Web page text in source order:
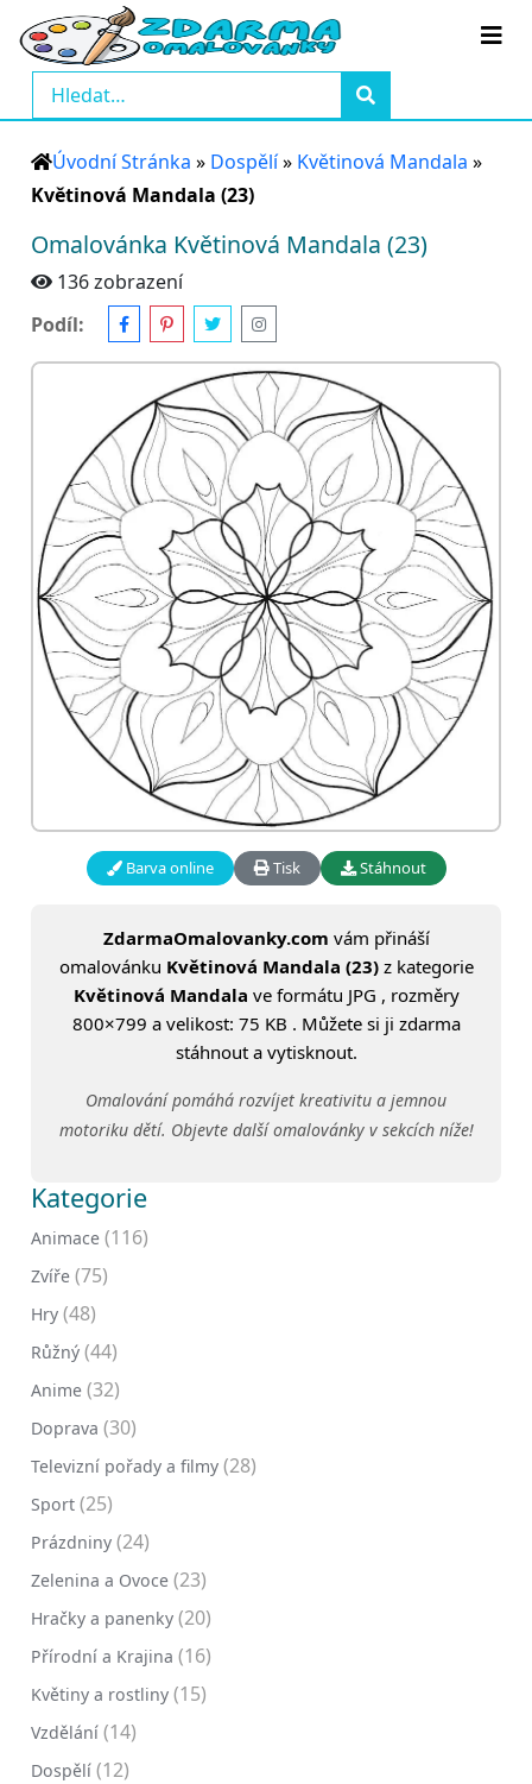
Úvodní Stránka » Dospělí» Květinová Mandala »
Květinová Mandala (23)
Omalovánka Květinová Mandala (23)
136 zobrazení
Podíl:
Barva online Tisk Stáhnout
ZdarmaOmalovanky.com vám přináší
omalovánku Květinová Mandala (23)z kategorie
Květinová Mandala ve formátu JPG , rozměry
800×799 a velikost: 75 KB . Můžete si ji zdarma
stáhnout a vytisknout.
Omalování pomáhá rozvíjet kreativitu a jemnou
motoriku dětí. Objevte další omalovánky v sekcích níže!
Kategorie
Animace (116)
Zvíře (75)
Hry (48)
Růžný (44)
Anime (32)
Doprava (30)
Televizní pořady a filmy (28)
Sport (25)
Prázdniny (24)
Zelenina a Ovoce (23)
Hračky a panenky (20)
Přírodní a Krajina (16)
Květiny a rostliny (15)
Vzdělání (14)
Dospělí (12)